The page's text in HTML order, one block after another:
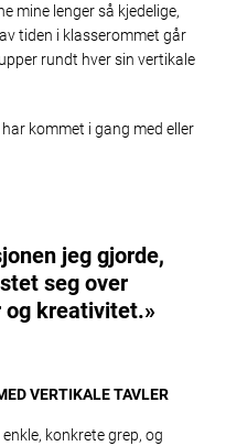
mine lenger så kjedelige,
tiden i klasserommet går
rundt hver sin vertikale
kommet i gang med eller
jeg gjorde,
seg over
og kreativitet.»
VERTIKALE TAVLER
konkrete grep, og